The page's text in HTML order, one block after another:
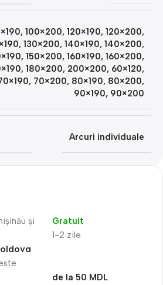
, 100×200, 120×190, 120×200,
, 130×200, 140×190, 140×200,
, 150×200, 160×190, 160×200,
, 180×200, 200×200, 60×120,
, 70×200, 80×190, 80×200,
90×190, 90×200
Arcuri individuale
și
1-2 zile
Gratuit
de la 50 MDL